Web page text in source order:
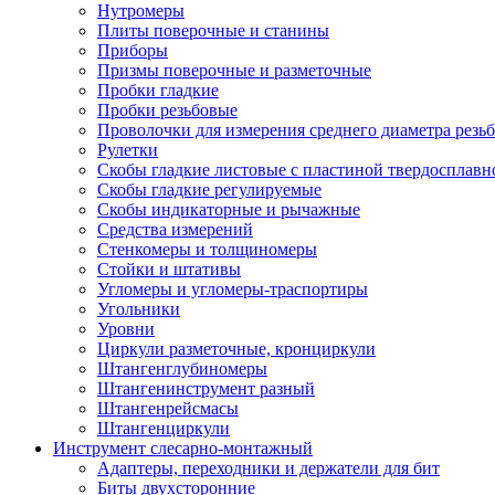
Нутромеры
Плиты поверочные и станины
Приборы
Призмы поверочные и разметочные
Пробки гладкие
Пробки резьбовые
Проволочки для измерения среднего диаметра
Рулетки
Скобы гладкие листовые с пластиной
Скобы гладкие регулируемые
Скобы индикаторные и рычажные
Средства измерений
Стенкомеры и толщиномеры
Стойки и штативы
Угломеры и угломеры-траспортиры
Угольники
Уровни
Циркули разметочные, кронциркули
Штангенглубиномеры
Штангенинструмент разный
Штангенрейсмасы
Штангенциркули
Инструмент слесарно-монтажный
Адаптеры, переходники и держатели для бит
Биты двухсторонние